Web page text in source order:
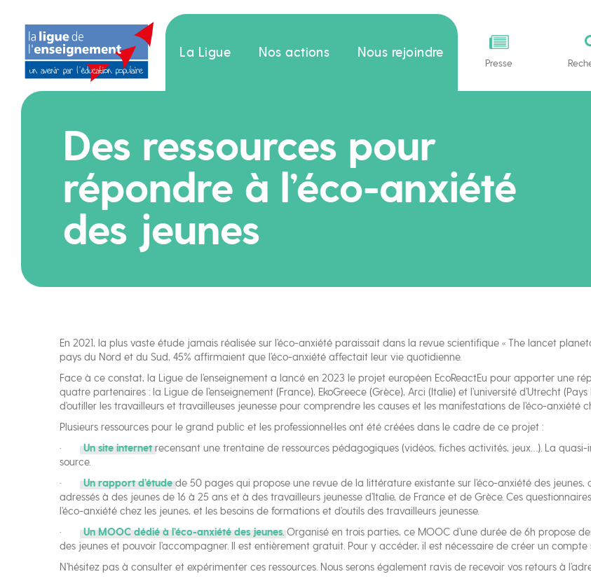
La Ligue Nos actions Nous rejoindre
Presse
Des ressources pour
répondre à l’éco-anxiété
des jeunes
En 2021, la plus vaste étude jamais réalisée sur l’éco-anxiété paraissait dans la revue scientifique « The lancet
pays du Nord et du Sud, 45% affirmaient que l’éco-anxiété affectait leur vie quotidienne.
Face à ce constat, la Ligue de l’enseignement a lancé en 2023 le projet européen EcoReactEu pour apporter une
quatre partenaires : la Ligue de l’enseignement (France), EkoGreece (Grèce), Arci (Italie) et l’université d’Utrecht
d’outiller les travailleurs et travailleuses jeunesse pour comprendre les causes et les manifestations de l’éco-
Plusieurs ressources pour le grand public et les professionnel·les ont été créées dans le cadre de ce projet :
· Un site internet recensant une trentaine de ressources pédagogiques (vidéos, fiches activités, jeux…). La
source.
· Un rapport d’étude de 50 pages qui propose une revue de la littérature existante sur l’éco-anxiété des
adressés à des jeunes de 16 à 25 ans et à des travailleurs jeunesse d’Italie, de France et de Grèce. Ces
l’éco-anxiété chez les jeunes, et les besoins de formations et d’outils des travailleurs jeunesse.
·
Un MOOC dédié à l’éco-anxiété des jeunes. Organisé en trois parties, ce MOOC d’une durée de 6h propose
des jeunes et pouvoir l’accompagner. Il est entièrement gratuit. Pour y accéder, il est nécessaire de créer un compte
N’hésitez pas à consulter et expérimenter ces ressources. Nous serons également ravis de recevoir vos retours à